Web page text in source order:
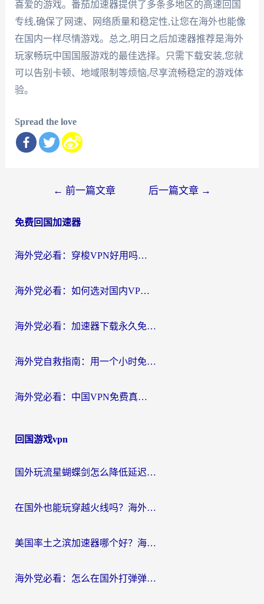
喜爱的游戏。番茄加速器提供了多条多地区的高速回国
专线,确保了网速、网络质量和稳定性,让您在海外也能像
在国内一样尽情游戏。总之,明日之后加速器推荐是海外
玩家畅玩中国国服游戏的最佳选择。只需下载安装,您就
可以告别卡顿、地域限制等烦恼,尽享流畅稳定的游戏体
验。
Spread the love
导
← 前一篇文章 后一篇文章 →
免费回国加速器
海外党必看：穿梭VPN好用吗？和云帆VPN对比哪个回国效果更好？附真实测评+避坑指南
海外党必看：如何选对国内VPN，实现无缝访问国内资源？
海外党必看：加速器下载永久免费版真的存在吗？教你无缝访问国内资源的正确姿势
海外党自救指南：用一个小时免费加速器，轻松打破国内资源访问壁垒？
海外党必看：中国VPN免费真的靠谱吗？手把手教你选对回国加速器
回国游戏vpn
国外玩流星蝴蝶剑怎么降低延迟？海外党必看的加速秘籍（含欧洲鸣潮&彩虹岛优化攻略）
在国外也能玩穿越火线吗？海外玩家国服游戏畅玩终极指南
美国率土之滨加速器哪个好？海外党国服游戏畅玩终极指南（附多游戏解决方案）
海外党必看：怎么在国外打弹弹堂不卡？番茄加速器亲测指南